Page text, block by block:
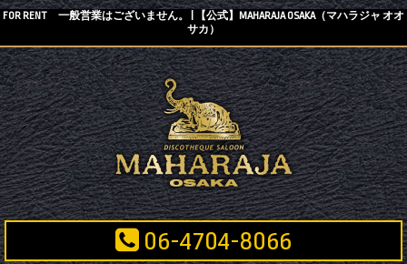
FOR RENT 一般営業はございません。 | 【公式】MAHARAJA OSAKA（マハラジャ オオ
サカ）
06-4704-8066